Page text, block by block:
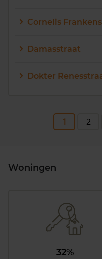
Cornelis
Damasstraat
Dokter
1 2
Woningen
32%